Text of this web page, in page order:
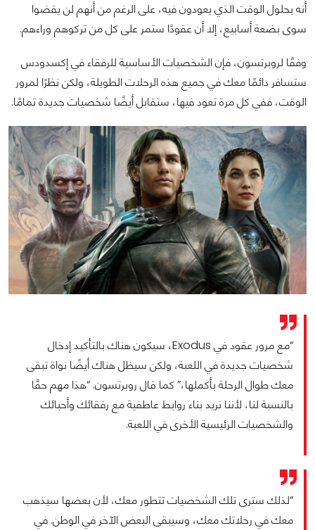
أنه بحلول الوقت الذي يعودون فيه، على الرغم من أنهم لن يقضوا
سوى بضعة أسابيع، إلا أن عقودًا ستمر على كل من تركوهم وراءهم.
وفقًا لروبرتسون، فإن الشخصيات الأساسية للرفقاء في إكسدودس
ستسافر دائمًا معك في جميع هذه الرحلات الطويلة، ولكن نظرًا لمرور
الوقت، ففي كل مرة تعود فيها، ستقابل أيضًا شخصيات جديدة تمامًا.
“مع مرور عقود في Exodus، سيكون هناك بالتأكيد إدخال
شخصيات جديدة في اللعبة، ولكن سيظل هناك أيضًا نواة تبقى
معك طوال الرحلة بأكملها،” كما قال روبرتسون. “هذا مهم حقًا
بالنسبة لنا، لأننا نريد بناء روابط عاطفية مع رفقائك وأحبائك
والشخصيات الرئيسية الأخرى في اللعبة.
“لذلك سترى تلك الشخصيات تتطور معك، لأن بعضها سيذهب
معك في رحلاتك معك، وسيبقى البعض الآخر في الوطن. في